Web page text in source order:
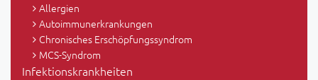
Allergien
Autoimmunerkrankungen
Chronisches Erschöpfungssyndrom
MCS-Syndrom
Infektionskrankheiten